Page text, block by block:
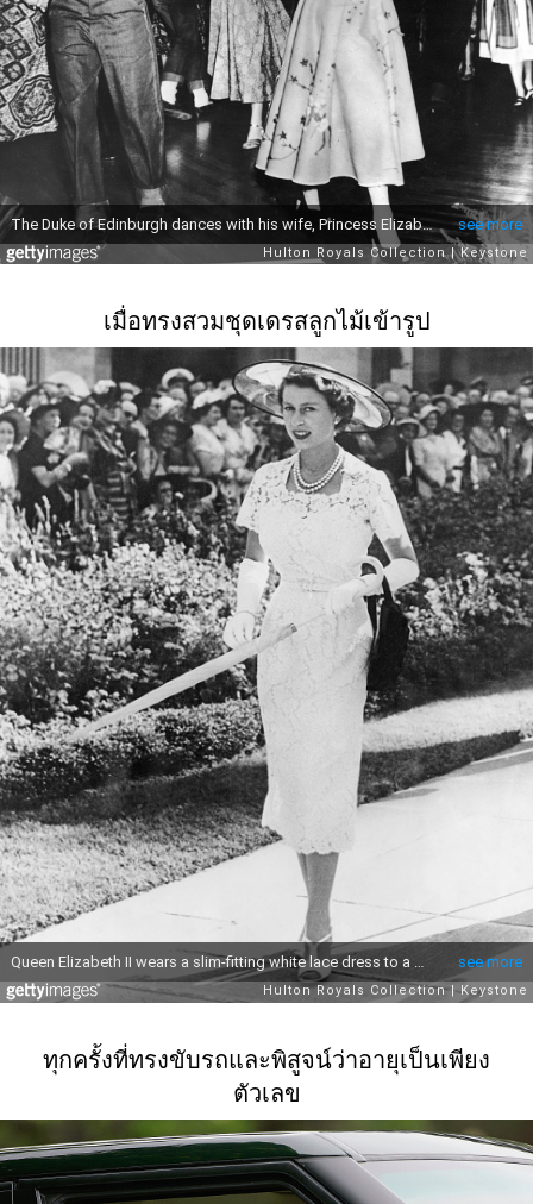
เมื่อทรงสวมชุดเดรสลูกไม้เข้ารูป
ทุกครั้งที่ทรงขับรถและพิสูจน์ว่าอายุเป็นเพียง
ตัวเลข